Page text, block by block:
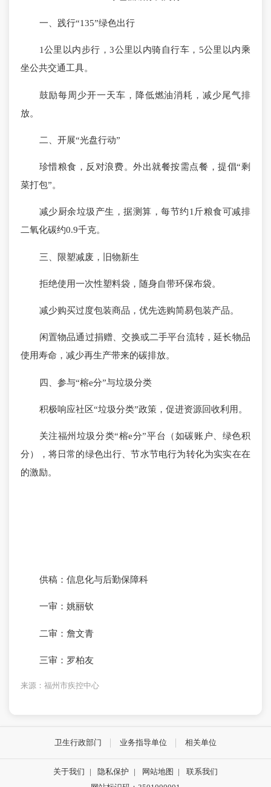
一、践行“135”绿色出行
1公里以内步行，3公里以内骑自行车，5公里以内乘
坐公共交通工具。
鼓励每周少开一天车，降低燃油消耗，减少尾气排
放。
二、开展“光盘行动”
珍惜粮食，反对浪费。外出就餐按需点餐，提倡“剩
菜打包”。
减少厨余垃圾产生，据测算，每节约1斤粮食可减排
二氧化碳约0.9千克。
三、限塑减废，旧物新生
拒绝使用一次性塑料袋，随身自带环保布袋。
减少购买过度包装商品，优先选购简易包装产品。
闲置物品通过捐赠、交换或二手平台流转，延长物品
使用寿命，减少再生产带来的碳排放。
四、参与“榕e分”与垃圾分类
积极响应社区“垃圾分类”政策，促进资源回收利用。
关注福州垃圾分类“榕e分”平台（如碳账户、绿色积
分），将日常的绿色出行、节水节电行为转化为实实在在
的激励。
供稿：信息化与后勤保障科
一审：姚丽钦
二审：詹文青
三审：罗柏友
来源：福州市疾控中心
卫生行政部门 业务指导单位 相关单位
关于我们 | 隐私保护 | 网站地图 |
联系我们